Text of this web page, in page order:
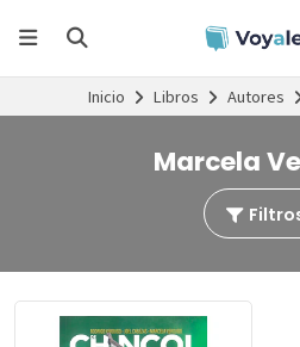
Inicio Libros Autores
Marcela